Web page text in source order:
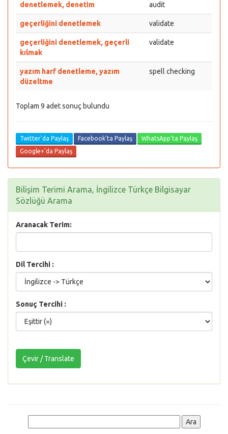
denetlemek, denetim audit
geçerliğini denetlemek validate
geçerliğini denetlemek, geçerli
kılmak
validate
yazım harf denetleme, yazım
düzeltme
spell checking
Toplam 9 adet sonuç bulundu
Twitter'da Paylaş Facebook'ta Paylaş
WhatsApp'ta Paylaş
Google+'da Paylaş
Bilişim Terimi Arama, İngilizce Türkçe Bilgisayar
Sözlüğü Arama
Aranacak Terim:
Dil Tercihi :
Sonuç Tercihi :